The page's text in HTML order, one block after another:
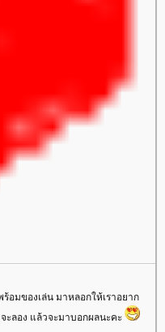
อมของเล่น มาหลอกให้เราอยาก
ลอง แล้วจะมาบอกผลนะคะ